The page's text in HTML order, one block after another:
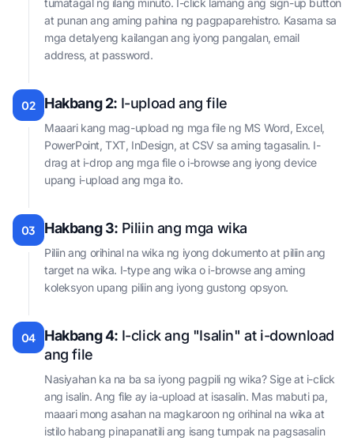
tumatagal ng ilang minuto. I-click lamang ang sign-up button
at punan ang aming pahina ng pagpaparehistro. Kasama sa
mga detalyeng kailangan ang iyong pangalan, email
address, at password.
02 Hakbang 2: I-upload ang file
Maaari kang mag-upload ng mga file ng MS Word, Excel,
PowerPoint, TXT, InDesign, at CSV sa aming tagasalin. I-
drag at i-drop ang mga file o i-browse ang iyong device
upang i-upload ang mga ito.
03 Hakbang 3: Piliin ang mga wika
Piliin ang orihinal na wika ng iyong dokumento at piliin ang
target na wika. I-type ang wika o i-browse ang aming
koleksyon upang piliin ang iyong gustong opsyon.
04 Hakbang 4: I-click ang "Isalin" at i-download
ang file
Nasiyahan ka na ba sa iyong pagpili ng wika? Sige at i-click
ang isalin. Ang file ay ia-upload at isasalin. Mas mabuti pa,
maaari mong asahan na magkaroon ng orihinal na wika at
istilo habang pinapanatili ang isang tumpak na pagsasalin